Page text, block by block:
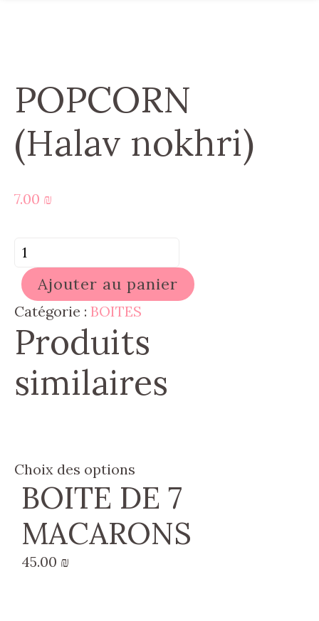
POPCORN
(Halav nokhri)
7.00 ₪
quantité
de
POPCORN
(Halav
nokhri)
Ajouter au panier
Catégorie : BOITES
Produits
similaires
Choix des options
BOITE DE 7
MACARONS
45.00 ₪